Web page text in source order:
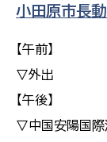
小田原市長動
【午前】
▽外出
【午後】
▽中国安陽国際